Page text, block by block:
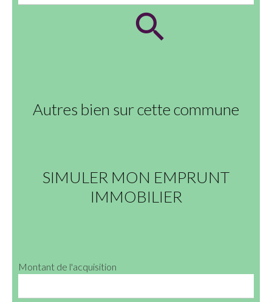
Autres bien sur cette commune
SIMULER MON EMPRUNT
IMMOBILIER
Montant de l'acquisition